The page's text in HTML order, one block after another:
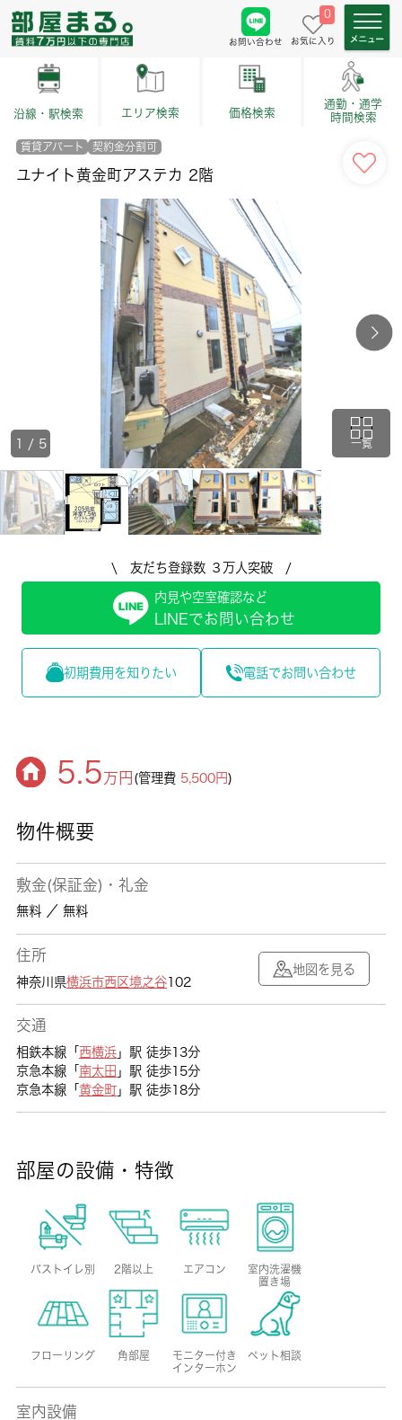
お問い合わせ
0
お気に入り
沿線・駅検索 エリア検索 価格検索
通勤・通学
時間検索
賃貸アパート 契約金分割可
ユナイト黄金町アステカ 2階
一覧
1 / 5
\ 友だち登録数 ３万人突破 /
内見や空室確認など
LINEでお問い合わせ
初期費用を知りたい 電話でお問い合わせ
5.5万円 (管理費 5,500円)
物件概要
敷金(保証金)・礼金
無料 ／ 無料
住所
神奈川県横浜市西区境之谷102
地図を見る
交通
相鉄本線「 西横浜」駅 徒歩13分
京急本線「 南太田 」駅 徒歩15分
京急本線「 黄金町」駅 徒歩18分
部屋の設備・特徴
バストイレ別 2階以上 エアコン
室内洗濯機
置き場
フローリング 角部屋
モニター付き
インターホン
ペット相談
室内設備